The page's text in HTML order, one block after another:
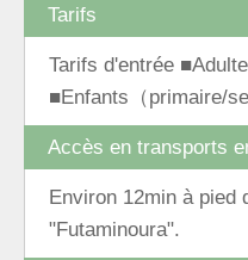
Tarifs
Tarifs d'entrée
■Enfants（primaire/
Accès en transports
Environ 12min à pied
"Futaminoura".